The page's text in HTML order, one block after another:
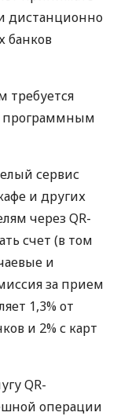
дистанционно
банков
требуется
программным
сервис
и других
через QR-
счет (в том
и
за прием
1,3% от
и 2% с карт
QR-
операции